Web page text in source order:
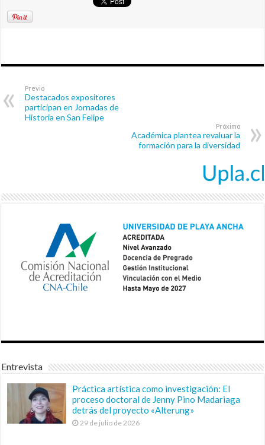
Previo
Destacados expositores
participan en Jornadas de
Historia en San Felipe
Próximo
Académica plantea revaluar la
formación para la diversidad
Entrevista
Práctica artística como investigación: El
proceso doctoral de Jenny Pino Madariaga
detrás del proyecto «Alterung»
29 de julio de 2026